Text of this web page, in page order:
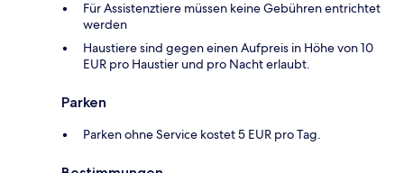
Für Assistenztiere müssen keine Gebühren entrichtet
werden
Haustiere sind gegen einen Aufpreis in Höhe von 10
EUR pro Haustier und pro Nacht erlaubt.
Parken
Parken ohne Service kostet 5 EUR pro Tag.